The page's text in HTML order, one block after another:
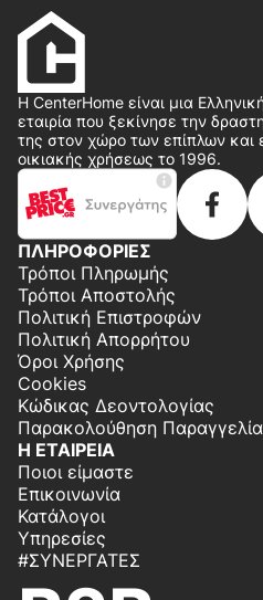
Η CenterHome είναι μια
εταιρία που ξεκίνησε την
της στον χώρο των επίπλων και
οικιακής χρήσεως το 1996.
ΠΛΗΡΟΦΟΡΙΕΣ
Τρόποι Πληρωμής
Τρόποι Αποστολής
Πολιτική Επιστροφών
Πολιτική Απορρήτου
Όροι Χρήσης
Cookies
Κώδικας Δεοντολογίας
Παρακολούθηση
Η ΕΤΑΙΡΕΙΑ
Ποιοι είμαστε
Επικοινωνία
Κατάλογοι
Υπηρεσίες
#ΣΥΝΕΡΓΆΤΕΣ